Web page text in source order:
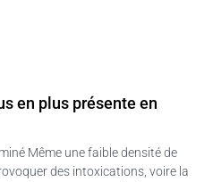
en plus présente en
Même une faible densité de
des intoxications, voire la